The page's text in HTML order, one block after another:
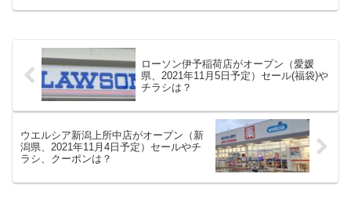
ローソン伊予稲荷店がオープン（愛媛
県、2021年11月5日予定）セール(福袋)や
チラシは？
ウエルシア新潟上所中店がオープン（新
潟県、2021年11月4日予定）セールやチ
ラシ、クーポンは？